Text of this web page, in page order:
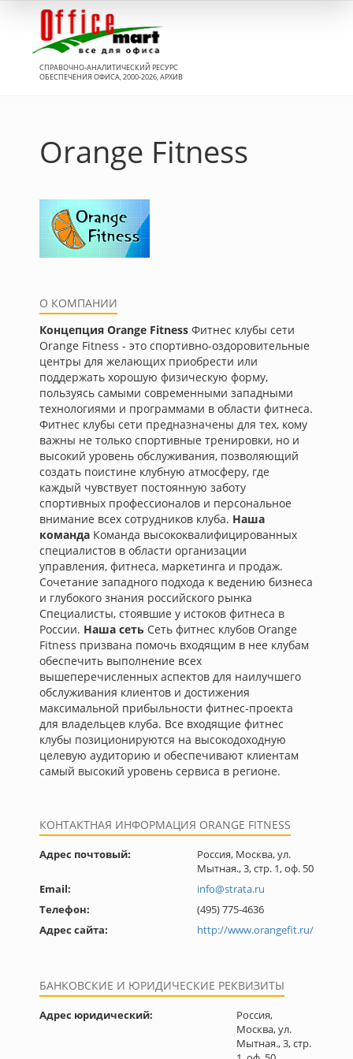
СПРАВОЧНО-АНАЛИТИЧЕСКИЙ РЕСУРС
ОБЕСПЕЧЕНИЯ ОФИСА, 2000-2026, АРХИВ
Orange Fitness
О КОМПАНИИ
Концепция Orange Fitness Фитнес клубы сети
Orange Fitness - это спортивно-оздоровительные
центры для желающих приобрести или
поддержать хорошую физическую форму,
пользуясь самыми современными западными
технологиями и программами в области фитнеса.
Фитнес клубы сети предназначены для тех, кому
важны не только спортивные тренировки, но и
высокий уровень обслуживания, позволяющий
создать поистине клубную атмосферу, где
каждый чувствует постоянную заботу
спортивных профессионалов и персональное
внимание всех сотрудников клуба. Наша
команда Команда высококвалифицированных
специалистов в области организации
управления, фитнеса, маркетинга и продаж.
Сочетание западного подхода к ведению бизнеса
и глубокого знания российского рынка
Специалисты, стоявшие у истоков фитнеса в
России. Наша сеть Сеть фитнес клубов Orange
Fitness призвана помочь входящим в нее клубам
обеспечить выполнение всех
вышеперечисленных аспектов для наилучшего
обслуживания клиентов и достижения
максимальной прибыльности фитнес-проекта
для владельцев клуба. Все входящие фитнес
клубы позиционируются на высокодоходную
целевую аудиторию и обеспечивают клиентам
самый высокий уровень сервиса в регионе.
КОНТАКТНАЯ ИНФОРМАЦИЯ ORANGE FITNESS
Адрес почтовый:
Россия, Москва, ул.
Мытная., 3, стр. 1, оф. 50
Email:
info@strata.ru
Телефон:
(495) 775-4636
Адрес сайта:
http://www.orangefit.ru/
БАНКОВСКИЕ И ЮРИДИЧЕСКИЕ РЕКВИЗИТЫ
Адрес юридический:
Россия,
Москва, ул.
Мытная., 3, стр.